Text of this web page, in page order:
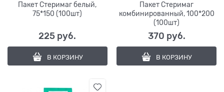
Пакет Стеримаг белый,
75*150 (100шт)
225 руб.
В КОРЗИНУ
Пакет Стеримаг
комбинированный, 100*200
(100шт)
370 руб.
В КОРЗИНУ